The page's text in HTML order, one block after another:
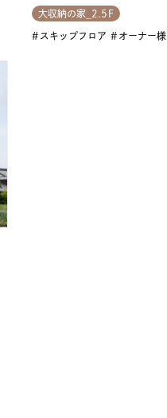
大収納の家_2.5F
スキップフロア オーナー